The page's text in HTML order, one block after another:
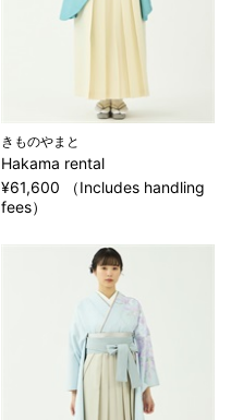
きものやまと
Hakama rental
¥61,600 （Includes handling
fees）